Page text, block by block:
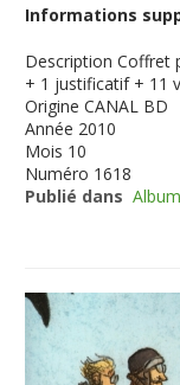
Informations
Description Coffret
+ 1 justificatif + 11
Origine CANAL BD
Année 2010
Mois 10
Numéro 1618
Publié dans